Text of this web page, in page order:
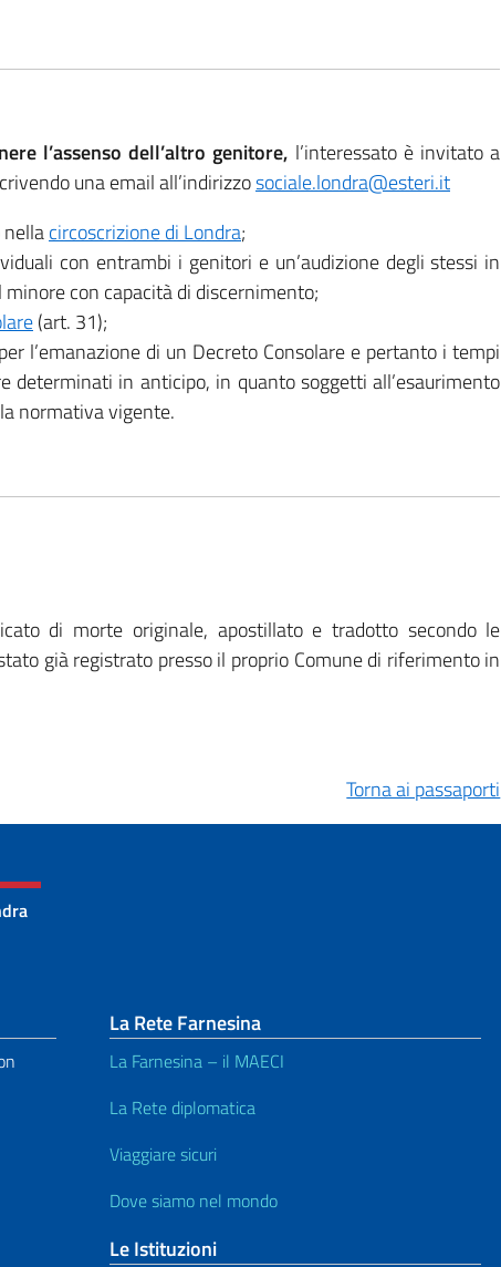
l’assenso dell’altro genitore, l’interessato è invitato a
una email all’indirizzosociale.londra@esteri.it
circoscrizione di Londra;
con entrambi i genitori e un’audizione degli stessi in
minore con capacità di discernimento;
(art. 31);
l’emanazione di un Decreto Consolare e pertanto i tempi
determinati in anticipo, in quanto soggetti all’esaurimento
normativa vigente.
di morte originale, apostillato e tradotto secondo le
già registrato presso il proprio Comune di riferimento in
Torna ai passaporti
La Rete Farnesina
La Farnesina – il MAECI
La Rete diplomatica
Viaggiare sicuri
Dove siamo nel mondo
Le Istituzioni